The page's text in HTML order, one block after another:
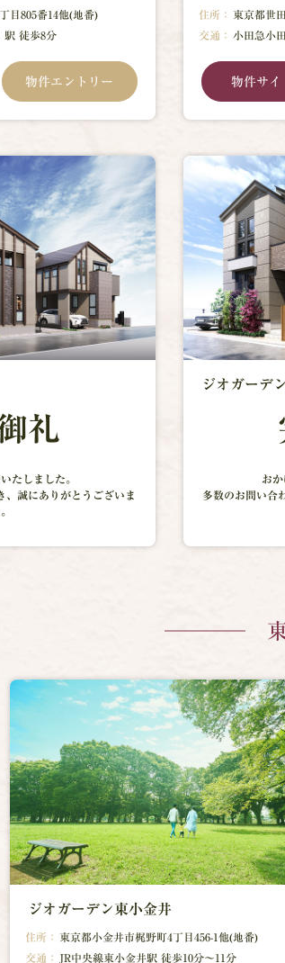
目805番14他(地番)
駅 徒歩8分
物件エントリー
住所：
東京都世
交通：
小田急小
物件サイ
礼
たしました。
、誠にありがとうございま
ジオガーデ
お
多数のお問い合
ジオガーデン東小金井
住所：
東京都小金井市梶野町4丁目456-1他(地番)
交通：
JR中央線東小金井駅 徒歩10分～11分